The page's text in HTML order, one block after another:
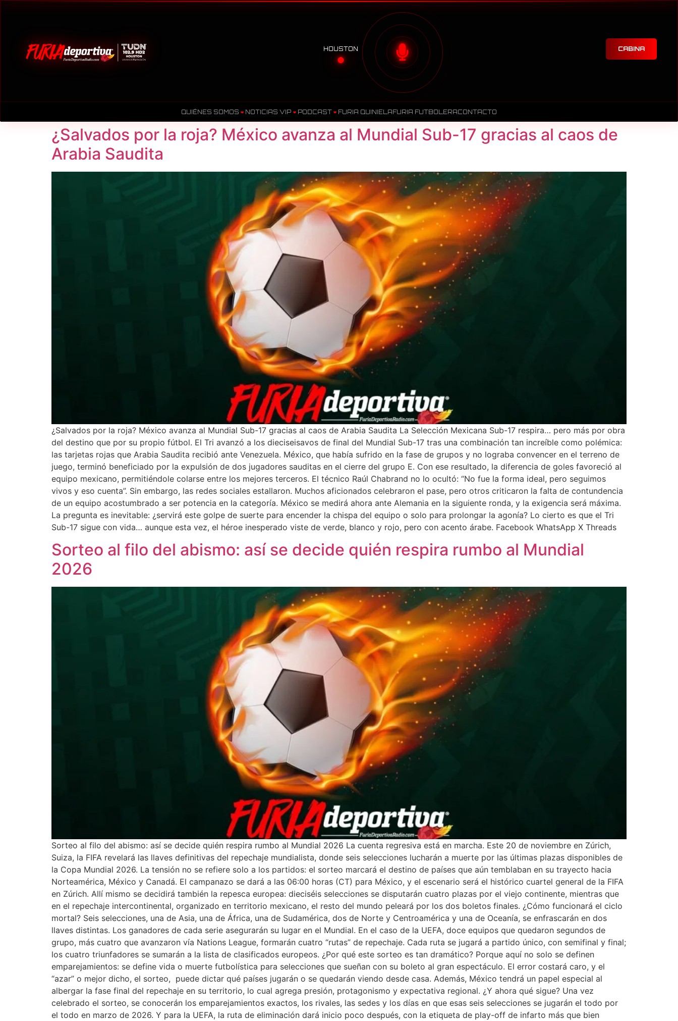
HOUSTON CABINA
QUIÉNES SOMOS NOTICIAS VIP PODCAST FURIA QUINIELAFURIA FUTBOLERACONTACTO
¿Salvados por la roja? México avanza al Mundial Sub-17 gracias al caos de
Arabia Saudita
¿Salvados por la roja? México avanza al Mundial Sub-17 gracias al caos de Arabia Saudita La Selección Mexicana Sub-17 respira… pero más por obra
del destino que por su propio fútbol. El Tri avanzó a los dieciseisavos de final del Mundial Sub-17 tras una combinación tan increíble como polémica:
las tarjetas rojas que Arabia Saudita recibió ante Venezuela. México, que había sufrido en la fase de grupos y no lograba convencer en el terreno de
juego, terminó beneficiado por la expulsión de dos jugadores sauditas en el cierre del grupo E. Con ese resultado, la diferencia de goles favoreció al
equipo mexicano, permitiéndole colarse entre los mejores terceros. El técnico Raúl Chabrand no lo ocultó: “No fue la forma ideal, pero seguimos
vivos y eso cuenta”. Sin embargo, las redes sociales estallaron. Muchos aficionados celebraron el pase, pero otros criticaron la falta de contundencia
de un equipo acostumbrado a ser potencia en la categoría. México se medirá ahora ante Alemania en la siguiente ronda, y la exigencia será máxima.
La pregunta es inevitable: ¿servirá este golpe de suerte para encender la chispa del equipo o solo para prolongar la agonía? Lo cierto es que el Tri
Sub-17 sigue con vida… aunque esta vez, el héroe inesperado viste de verde, blanco y rojo, pero con acento árabe. Facebook WhatsApp X Threads
Sorteo al filo del abismo: así se decide quién respira rumbo al Mundial
2026
Sorteo al filo del abismo: así se decide quién respira rumbo al Mundial 2026 La cuenta regresiva está en marcha. Este 20 de noviembre en Zúrich,
Suiza, la FIFA revelará las llaves definitivas del repechaje mundialista, donde seis selecciones lucharán a muerte por las últimas plazas disponibles de
la Copa Mundial 2026. La tensión no se refiere solo a los partidos: el sorteo marcará el destino de países que aún temblaban en su trayecto hacia
Norteamérica, México y Canadá. El campanazo se dará a las 06:00 horas (CT) para México, y el escenario será el histórico cuartel general de la FIFA
en Zúrich. Allí mismo se decidirá también la repesca europea: dieciséis selecciones se disputarán cuatro plazas por el viejo continente, mientras que
en el repechaje intercontinental, organizado en territorio mexicano, el resto del mundo peleará por los dos boletos finales. ¿Cómo funcionará el ciclo
mortal? Seis selecciones, una de Asia, una de África, una de Sudamérica, dos de Norte y Centroamérica y una de Oceanía, se enfrascarán en dos
llaves distintas. Los ganadores de cada serie asegurarán su lugar en el Mundial. En el caso de la UEFA, doce equipos que quedaron segundos de
grupo, más cuatro que avanzaron vía Nations League, formarán cuatro “rutas” de repechaje. Cada ruta se jugará a partido único, con semifinal y final;
los cuatro triunfadores se sumarán a la lista de clasificados europeos. ¿Por qué este sorteo es tan dramático? Porque aquí no solo se definen
emparejamientos: se define vida o muerte futbolística para selecciones que sueñan con su boleto al gran espectáculo. El error costará caro, y el
“azar” o mejor dicho, el sorteo, puede dictar qué países jugarán o se quedarán viendo desde casa. Además, México tendrá un papel especial al
albergar la fase final del repechaje en su territorio, lo cual agrega presión, protagonismo y expectativa regional. ¿Y ahora qué sigue? Una vez
celebrado el sorteo, se conocerán los emparejamientos exactos, los rivales, las sedes y los días en que esas seis selecciones se jugarán el todo por
el todo en marzo de 2026. Y para la UEFA, la ruta de eliminación dará inicio poco después, con la etiqueta de play-off de infarto más que bien